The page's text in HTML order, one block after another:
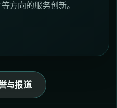
方向的服务创新。
与报道